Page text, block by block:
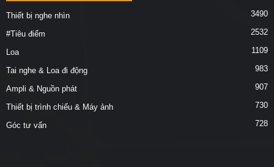
Thiết bị nghe nhìn 3490
#Tiêu điểm 2532
Loa 1109
Tai nghe & Loa đi động 983
Ampli & Nguồn phát 907
Thiết bị trình chiếu & Máy ảnh 730
Góc tư vấn 728